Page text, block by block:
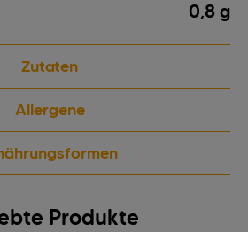
0,8 g
Zutaten
Allergene
Produkte